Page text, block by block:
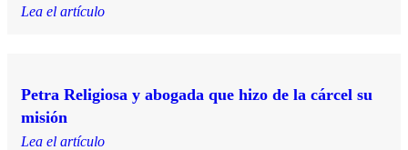
Lea el artículo
Petra Religiosa y abogada que hizo de la cárcel su
misión
Lea el artículo